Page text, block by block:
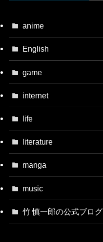
anime
English
game
internet
life
literature
manga
music
竹 慎一郎の公式ブログ